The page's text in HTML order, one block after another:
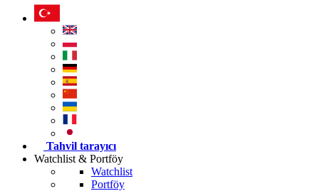
Tahvil tarayıcı
Watchlist & Portföy
Watchlist
Portföy